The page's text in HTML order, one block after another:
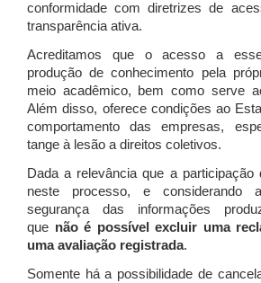
conformidade com diretrizes de
transparência ativa.
Acreditamos que o acesso a
produção de conhecimento pela
meio acadêmico, bem como serve
Além disso, oferece condições ao
comportamento das empresas,
tange à lesão a direitos coletivos.
Dada a relevância que a participação
neste processo, e considerando
segurança das informações
que não é possível excluir uma
uma avaliação registrada.
Somente há a possibilidade de